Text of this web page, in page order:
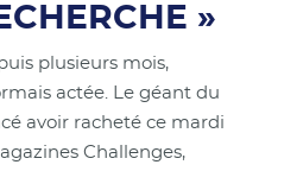
»
plusieurs mois,
actée. Le géant du
avoir racheté ce mardi
Challenges,